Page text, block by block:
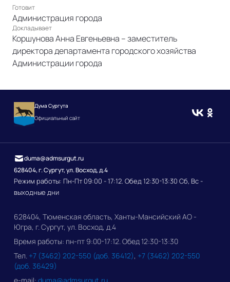
Готовит
Администрация города
Докладывает
Коршунова Анна Евгеньевна – заместитель
директора департамента городского хозяйства
Администрации города
Дума Сургута
Официальный сайт
628404, г. Сургут, ул. Восход, д.4
Режим работы: Пн-Пт 09:00 - 17:12. Обед 12:30-13:30 Сб, Вс -
выходные дни
duma@admsurgut.ru
628404, Тюменская область, Ханты-Мансийский АО -
Югра, г. Сургут, ул. Восход, д.4
Время работы: пн-пт 9:00-17:12. Обед 12:30-13:30
Тел. +7 (3462) 202-550 (доб. 36412), +7 (3462) 202-550
(доб. 36429)